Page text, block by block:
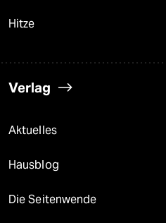
Hitze
Verlag
Aktuelles
Hausblog
Die Seitenwende